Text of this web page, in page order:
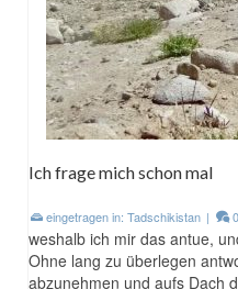
Ich frage mich schon mal
eingetragen in: Tadschikistan | 0
weshalb ich mir das antue,
Ohne lang zu überlegen
abzunehmen und aufs Dach